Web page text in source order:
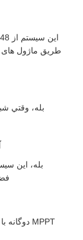
بله، وقتي